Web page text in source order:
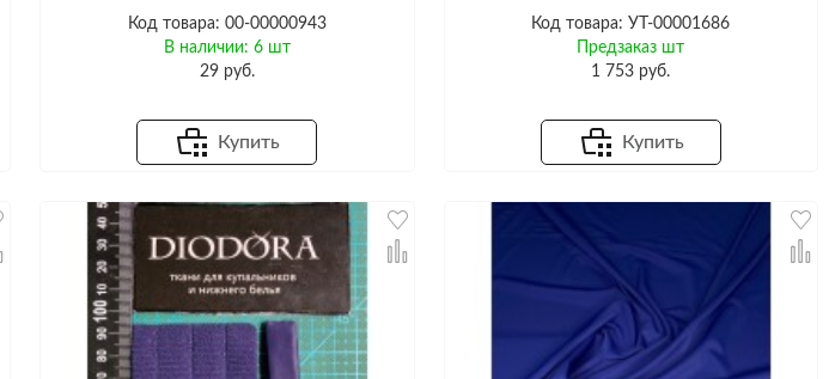
Код товара: 00-00000943
В наличии: 6 шт
29 руб.
Купить
Код товара: УТ-00001686
Предзаказ шт
1 753 руб.
Купить